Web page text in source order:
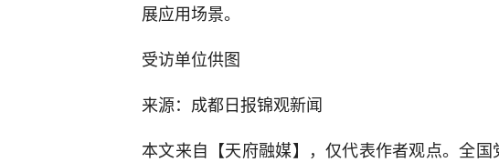
展应用场景。
受访单位供图
来源：成都日报锦观新闻
本文来自【天府融媒】，仅代表作者观点。全